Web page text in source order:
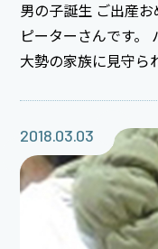
男の子誕生 ご出産おめで
ピーターさんです。 パパ、おねえちゃん、おばあちゃん
大勢の家族に見守ら
りがとう(*^_^*) こ
2018.03.03